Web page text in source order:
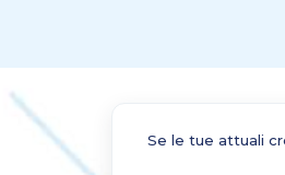
Se le tue attuali